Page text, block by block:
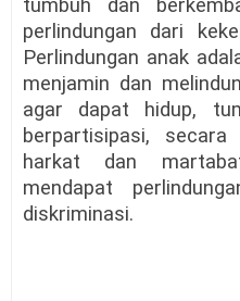
tumbuh dan
perlindungan dari
Perlindungan anak
menjamin dan
agar dapat hidup,
berpartisipasi,
harkat dan
mendapat
diskriminasi.